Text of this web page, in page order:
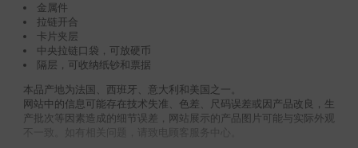
金属件
拉链开合
卡片夹层
中央拉链口袋，可放硬币
隔层，可收纳纸钞和票据
本品产地为法国、西班牙、意大利和美国之一。
网站中的信息可能存在技术失准、色差、尺码误差或因产品改良，生
产批次等因素造成的细节误差，网站展示的产品图片可能与实际外观
不一致。如有相关问题，请致电顾客服务中心。